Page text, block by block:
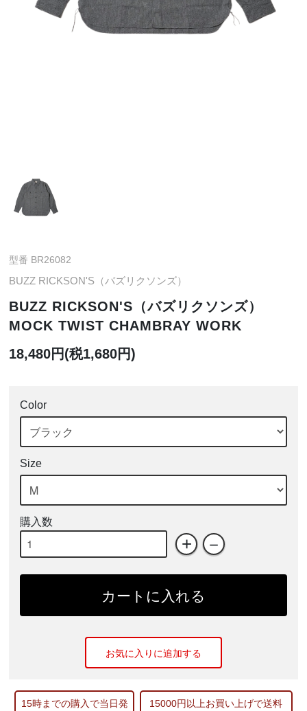
型番 BR26082
BUZZ RICKSON'S（バズリクソンズ）
BUZZ RICKSON'S（バズリクソンズ）
MOCK TWIST CHAMBRAY WORK
18,480円(税1,680円)
Color
Size
購入数
+ －
カートに入れる
お気に入りに追加する
15時までの購入で当日発
15000円以上お買い上げで送料